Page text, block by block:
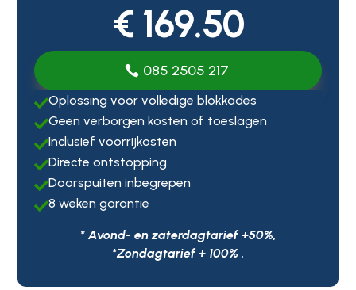
€ 169.50
085 2505 217
Oplossing voor volledige blokkades
Geen verborgen kosten of toeslagen
Inclusief voorrijkosten
Directe ontstopping
Doorspuiten inbegrepen
8 weken garantie
* Avond- en zaterdagtarief +50%,
*Zondagtarief + 100% .